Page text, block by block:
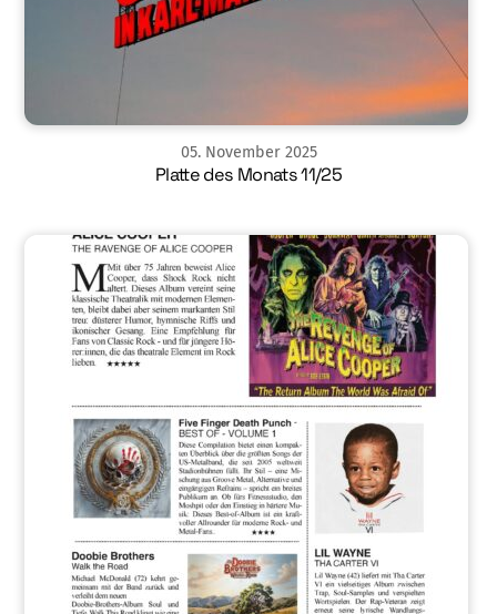
05. November 2025
Platte des Monats 11/25